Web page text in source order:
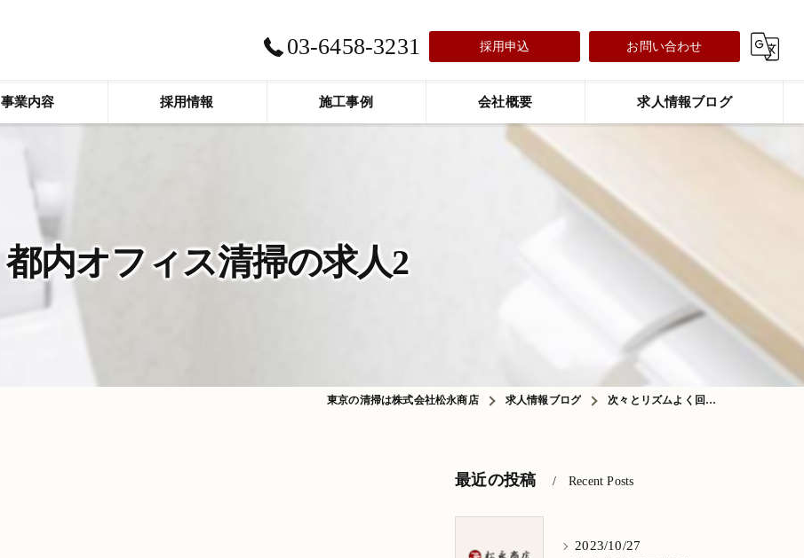
03-6458-3231 採用申込 お問い合わせ
事業内容 採用情報 施工事例 会社概要 求人情報ブログ
都内オフィス清掃の求人2
東京の清掃は株式会社松永商店 求人情報ブログ 次々とリズムよく回…
最近の投稿 Recent Posts
2023/10/27